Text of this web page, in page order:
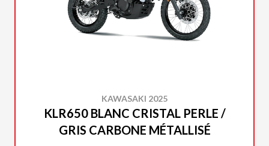
KAWASAKI 2025
KLR650 BLANC CRISTAL PERLE /
GRIS CARBONE MÉTALLISÉ